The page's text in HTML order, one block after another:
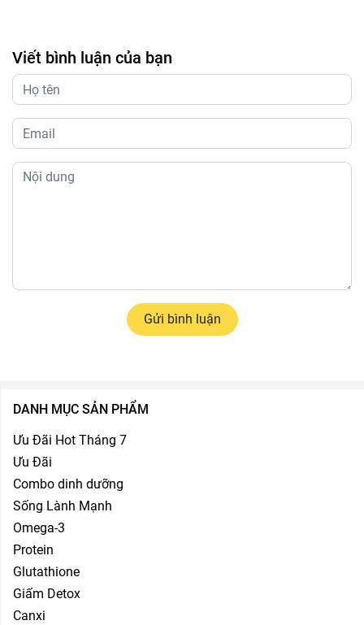
Viết bình luận của bạn
Gửi bình luận
DANH MỤC SẢN PHẨM
Ưu Đãi Hot Tháng 7
Ưu Đãi
Combo dinh dưỡng
Sống Lành Mạnh
Omega-3
Protein
Glutathione
Giấm Detox
Canxi